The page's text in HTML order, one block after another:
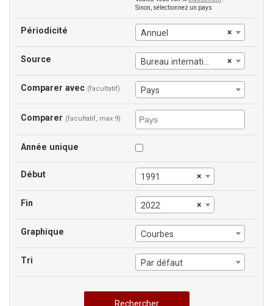
Sinon, sélectionnez un pays
Périodicité ×
Annuel
Source ×
Bureau international du Travail
Comparer avec (facultatif) Pays
Comparer (facultatif, max 9)
Année unique
Début ×
1991
Fin ×
2022
Graphique Courbes
Tri Par défaut